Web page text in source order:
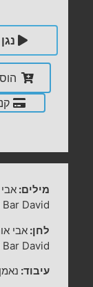
מילים:אבי
David
לחן:אבי
Bar David
עיבוד: